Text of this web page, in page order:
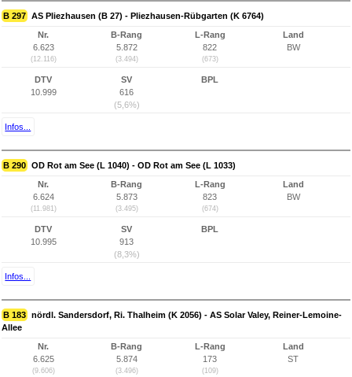
B 297 AS Pliezhausen (B 27) - Pliezhausen-Rübgarten (K 6764)
Nr.
6.623
(12.116)
B-Rang
5.872
(3.494)
L-Rang
822
(673)
Land
BW
DTV
10.999
SV
616
(5,6%)
BPL
Infos...
B 290 OD Rot am See (L 1040) - OD Rot am See (L 1033)
Nr.
6.624
(11.981)
B-Rang
5.873
(3.495)
L-Rang
823
(674)
Land
BW
DTV
10.995
SV
913
(8,3%)
BPL
Infos...
B 183 nördl. Sandersdorf, Ri. Thalheim (K 2056) - AS Solar Valey, Reiner-Lemoine-
Allee
Nr.
6.625
(9.606)
B-Rang
5.874
(3.496)
L-Rang
173
(109)
Land
ST